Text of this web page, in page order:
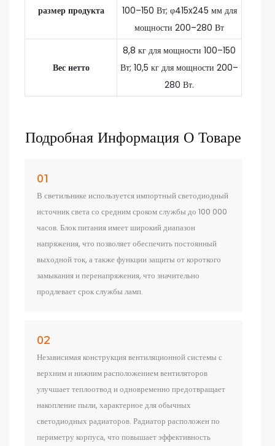
размер продукта
100–150 Вт; φ415x245 мм для
мощности 200–280 Вт
Вес нетто
8,8 кг для мощности 100–150
Вт; 10,5 кг для мощности 200–
280 Вт.
Подробная Информация О Товаре
01
В светильнике используется импортный светодиодный
источник света со средним сроком службы до 100 000
часов. Блок питания имеет широкий диапазон
напряжения, что позволяет обеспечить постоянный
выходной ток, а также функции защиты от короткого
замыкания и перенапряжения, что значительно
продлевает срок службы ламп.
02
Независимая конструкция вентиляционной системы с
верхним и нижним расположением вентиляторов
улучшает теплоотвод и одновременно предотвращает
накопление пыли, характерное для обычных
светодиодных радиаторов. Радиатор расположен по
периметру корпуса, что повышает эффективность